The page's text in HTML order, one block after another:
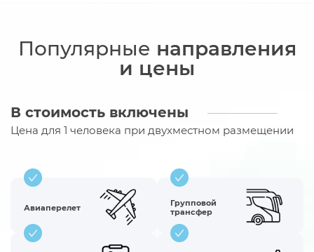
Популярные направления
и цены
В стоимость включены
Цена для 1 человека при двухместном размещении
Авиаперелет
Групповой
трансфер